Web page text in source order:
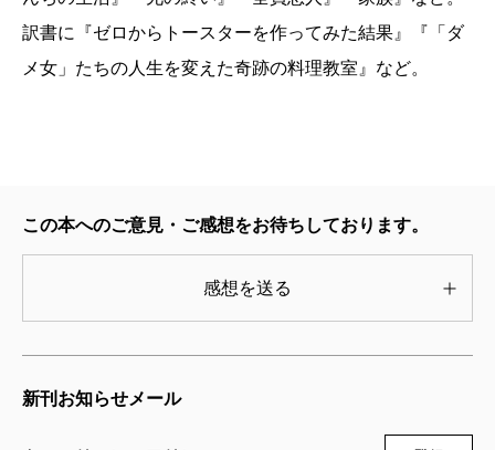
つけることに成功する。様々な背景を持つ、幅広い年
齢層の生徒たちが、互いに励まし合い、時には涙し、
大笑いもしながら、料理に向き合い、同時に自分の人
えられた生徒たちは、それまで自分のキッチンにあっ
た調味料を処分し、高いけれども質の良い商品を選ぶ
ようにもなっていく。調理の方法だけではなく、買い
プルで美味しそうなレシピの数々だ。単行本出版の際
に大きな話題になったのは、「こねないパン」のレシ
訳書に『ゼロからトースターを作ってみた結果』『「ダ
メ女」たちの人生を変えた奇跡の料理教室』など。
この本へのご意見・ご感想をお待ちしております。
感想を送る
新刊お知らせメール